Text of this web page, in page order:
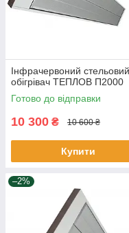
Інфрачервоний стельовий
обігрівач ТЕПЛОВ П2000
Готово до відправки
10 300 ₴ 10 600 ₴
Купити
–2%